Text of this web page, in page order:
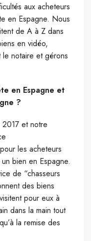
aux acheteurs
en Espagne. Nous
de A à Z dans
en vidéo,
le notaire et gérons
en Espagne et
?
2017 et notre
les acheteurs
bien en Espagne.
de “chasseurs
des biens
pour eux à
dans la main tout
la remise des